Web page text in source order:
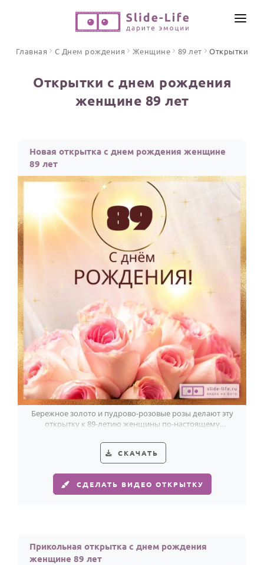
ПО ФОРМАТУ
Открытки
Стихи и тексты
С Днем рождения
Свадьба
Годовщина свадьбы
Календарь праздников
КОМУ
Женщине
Мужчине
Маме
Папе
Детям
Все родственники
ПЕРСОНАЛЬНЫЕ
Пожелания
ИНСТРУМЕНТЫ
ОТЗЫВЫ
Главная С Днем рождения Женщине 89 лет Открытки
Открытки с днем рождения
женщине 89 лет
Новая открытка с днем рождения женщине
89 лет
Бережное золото и пудрово-розовые розы делают эту
открытку к 89-летию женщины по-настоящему
СКАЧАТЬ
СДЕЛАТЬ ВИДЕО ОТКРЫТКУ
Прикольная открытка с днем рождения
женщине 89 лет